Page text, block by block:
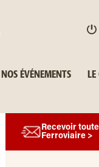
NOS ÉVÉNEMENTS
Recevoir
Ferroviaire >